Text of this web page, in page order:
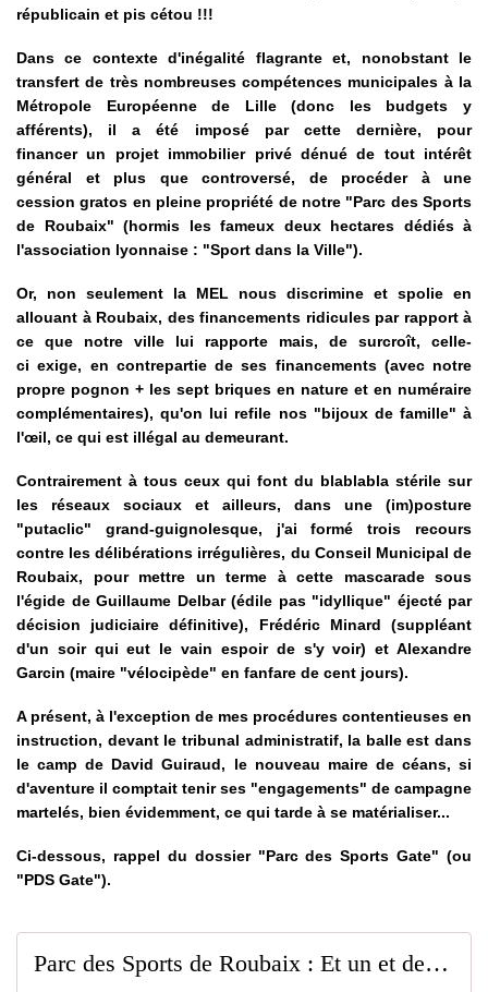
républicain et pis cétou !!!
Dans ce contexte d'inégalité flagrante et, nonobstant le
transfert de très nombreuses compétences municipales à la
Métropole Européenne de Lille (donc les budgets y
afférents), il a été imposé par cette dernière, pour
financer un projet immobilier privé dénué de tout intérêt
général et plus que controversé, de procéder à une
cession gratos en pleine propriété de notre "Parc des Sports
de Roubaix" (hormis les fameux deux hectares dédiés à
l'association lyonnaise : "Sport dans la Ville").
Or, non seulement la MEL nous discrimine et spolie en
allouant à Roubaix, des financements ridicules par rapport à
ce que notre ville lui rapporte mais, de surcroît, celle-
ci exige, en contrepartie de ses financements (avec notre
propre pognon + les sept briques en nature et en numéraire
complémentaires), qu'on lui refile nos "bijoux de famille" à
l'œil, ce qui est illégal au demeurant.
Contrairement à tous ceux qui font du blablabla stérile sur
les réseaux sociaux et ailleurs, dans une (im)posture
"putaclic" grand-guignolesque, j'ai formé trois recours
contre les délibérations irrégulières, du Conseil Municipal de
Roubaix, pour mettre un terme à cette mascarade sous
l'égide de Guillaume Delbar (édile pas "idyllique" éjecté par
décision judiciaire définitive), Frédéric Minard (suppléant
d'un soir qui eut le vain espoir de s'y voir) et Alexandre
Garcin (maire "vélocipède" en fanfare de cent jours).
A présent, à l'exception de mes procédures contentieuses en
instruction, devant le tribunal administratif, la balle est dans
le camp de David Guiraud, le nouveau maire de céans, si
d'aventure il comptait tenir ses "engagements" de campagne
martelés, bien évidemment, ce qui tarde à se matérialiser...
Ci-dessous, rappel du dossier "Parc des Sports Gate" (ou
"PDS Gate").
Parc des Sports de Roubaix : Et un et deux et trois recours... La guerre des tranchées se poursuit !!!